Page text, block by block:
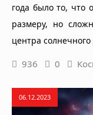
года было то, что
размеру, но
центра солнечного
936 0
06.12.2023